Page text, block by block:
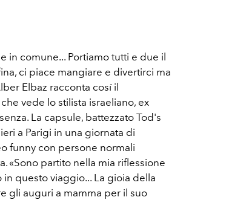
in comune... Portiamo tutti e due il
ci piace mangiare e divertirci ma
Elbaz racconta cosí il
vede lo stilista israeliano, ex
La capsule, battezzato Tod's
a Parigi in una giornata di
funny con persone normali
«Sono partito nella mia riflessione
questo viaggio... La gioia della
gli auguri a mamma per il suo